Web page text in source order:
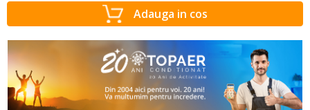
Adauga in cos